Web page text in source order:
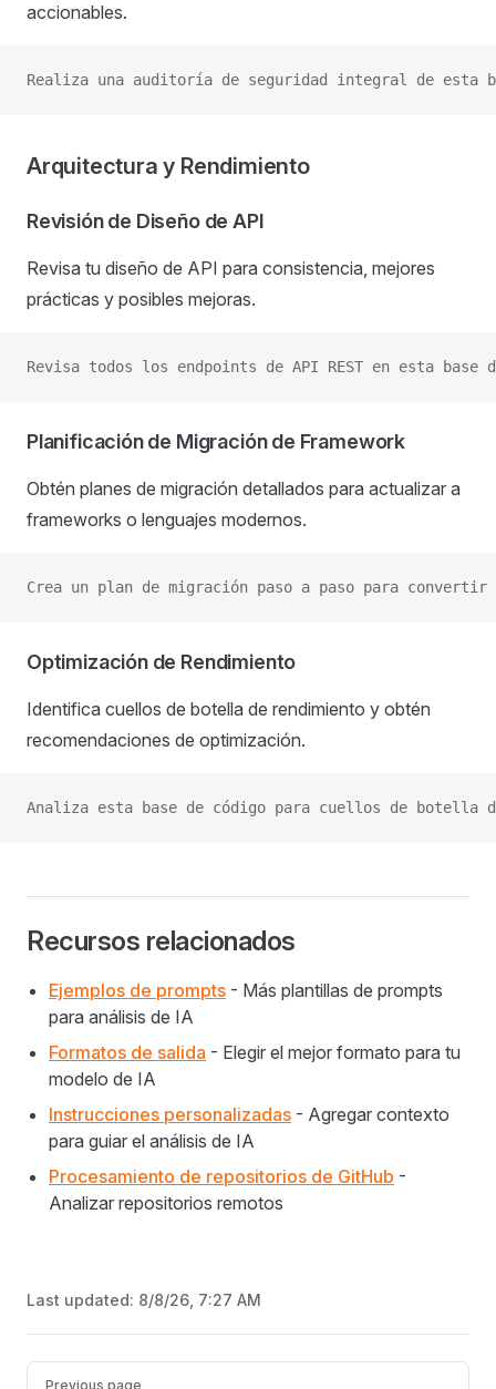
accionables.
Realiza una auditoría de seguridad integral de esta
Arquitectura y Rendimiento
Revisión de Diseño de API
Revisa tu diseño de API para consistencia, mejores
prácticas y posibles mejoras.
Revisa todos los endpoints de API REST en esta
Planificación de Migración de Framework
Obtén planes de migración detallados para actualizar a
frameworks o lenguajes modernos.
Crea un plan de migración paso a paso para
Optimización de Rendimiento
Identifica cuellos de botella de rendimiento y obtén
recomendaciones de optimización.
Analiza esta base de código para cuellos de botella
Recursos relacionados
Ejemplos de prompts - Más plantillas de prompts
para análisis de IA
Formatos de salida - Elegir el mejor formato para tu
modelo de IA
Instrucciones personalizadas - Agregar contexto
para guiar el análisis de IA
Procesamiento de repositorios de GitHub -
Analizar repositorios remotos
Last updated: 8/8/26, 7:27 AM
Pager
Previous page